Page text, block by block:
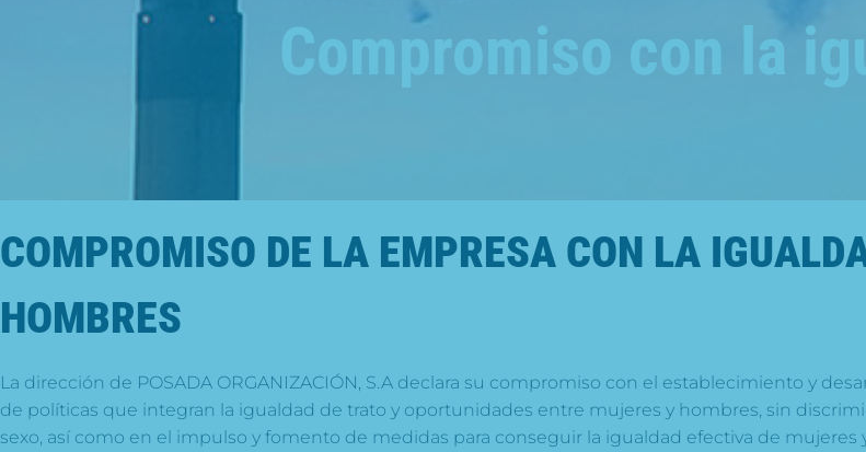
Compromiso con la
COMPROMISO DE LA EMPRESA CON LA
HOMBRES
La dirección de POSADA ORGANIZACIÓN, S.A declara su compromiso con el establecimiento y
de políticas que integran la igualdad de trato y oportunidades entre mujeres y hombres, sin
sexo, así como en el impulso y fomento de medidas para conseguir la igualdad efectiva de mujeres